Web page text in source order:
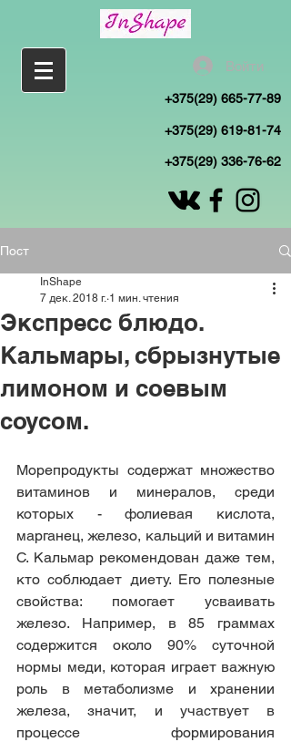
Войти
+375(29) 665-77-89
+375(29) 619-81-74
+375(29) 336-76-62
Пост
Экспресс блюдо.
Кальмары, сбрызнутые
лимоном и соевым
соусом.
InShape
7 дек. 2018 г. 1 мин. чтения
Морепродукты содержат множество
витаминов и минералов, среди
которых - фолиевая кислота,
марганец, железо, кальций и витамин
С. Кальмар рекомендован даже тем,
кто соблюдает диету. Его полезные
свойства: помогает усваивать
железо. Например, в 85 граммах
содержится около 90% суточной
нормы меди, которая играет важную
роль в метаболизме и хранении
железа, значит, и участвует в
процессе формирования